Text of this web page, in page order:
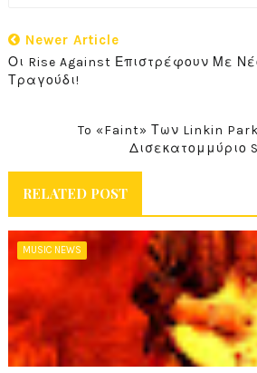
Newer Article
Οι Rise Against Επιστρέφουν Με
Τραγούδι!
To «Faint» Των Linkin
Δισεκατομμύριο
RELATED POST
MUSIC NEWS